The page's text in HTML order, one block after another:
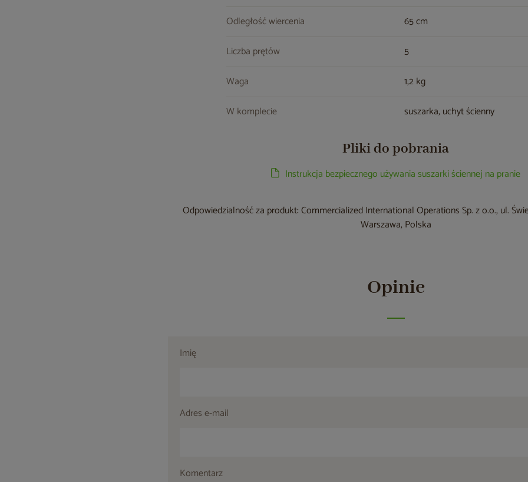
Odległość wiercenia
65 cm
Liczba prętów
5
Waga
1,2 kg
W komplecie
suszarka, uchyt ścienny
Pliki do pobrania
Instrukcja bezpiecznego używania suszarki ściennej na pranie
Odpowiedzialność za produkt: Commercialized International Operations Sp. z o.o., ul.
Warszawa, Polska
Opinie
Imię
Adres e-mail
Komentarz